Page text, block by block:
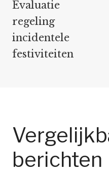
Evaluatie
regeling
incidentele
festiviteiten
berichten